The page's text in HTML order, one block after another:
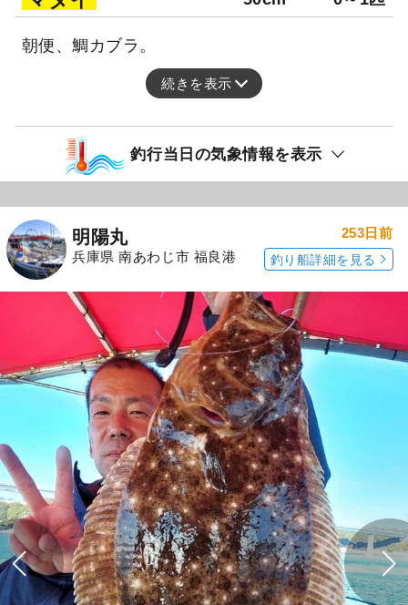
朝便、鯛カブラ。
続きを表示
釣行当日の気象情報を表示
明陽丸
兵庫県 南あわじ市 福良港
253日前
釣り船詳細を見る